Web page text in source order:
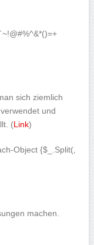
sich ziemlich
und
(Link)
Object {$_.Split(‚
machen.